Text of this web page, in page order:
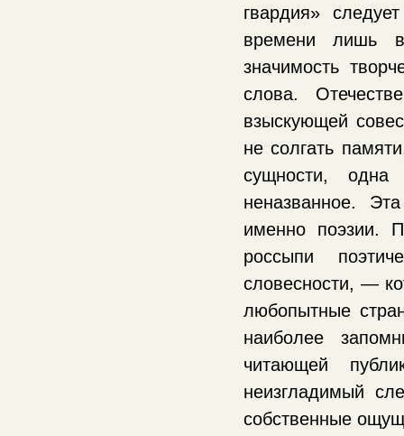
гвардия»
времени лишь
значимость
слова.
взыскующей
не солгать
сущности,
неназванное.
именно поэзии.
россыпи
словесности, —
любопытные
наиболее
читающей
неизгладимый
собственные